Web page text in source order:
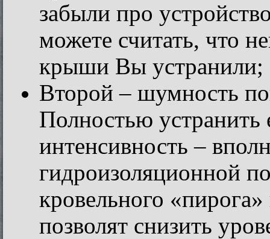
забыли про
можете считать, что
крыши Вы устранили;
Второй – шумность
Полностью устранить
интенсивность –
гидроизоляционной
кровельного
позволят снизить